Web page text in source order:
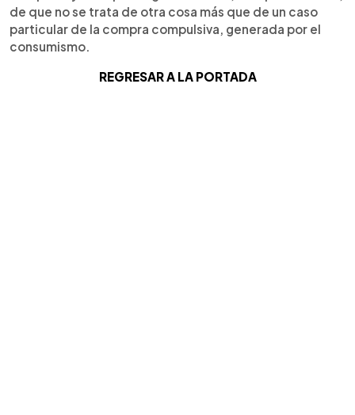
de que no se trata de otra cosa más que de un caso
particular de la compra compulsiva, generada por el
consumismo.
REGRESAR A LA PORTADA